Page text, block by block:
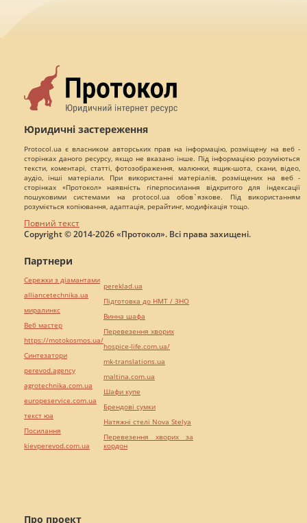
Юридичні застереження
Protocol.ua є власником авторських прав на інформацію, розміщену на веб -
сторінках даного ресурсу, якщо не вказано інше. Під інформацією розуміються
тексти, коментарі, статті, фотозображення, малюнки, ящик-шота, скани, відео,
аудіо, інші матеріали. При використанні матеріалів, розміщених на веб -
сторінках «Протокол» наявність гіперпосилання відкритого для індексації
пошуковими системами на protocol.ua обов`язкове. Під використанням
розуміється копіювання, адаптація, рерайтинг, модифікація тощо.
Повний текст
Copyright © 2014-2026 «Протокол». Всі права захищені.
Про проект
Партнери
Сережки з діамантами
alliancetechnika.ua
миралинкс
Веб мастер
https://motokosmos.ua/
Синтезатори
perevod.agency
agrotechnika.com.ua
europeservice.com.ua
текст юа
Посилання
kievperevod.com.ua
pereklad.ua
Підготовка до НМТ / ЗНО
Винна шафа
Перевезення хворих
hospice-life.com.ua/
mk-translations.ua
maltina.com.ua
Шафи купе
Брендові сумки
Натяжні стелі Nova Stelya
Перевезення хворих за
кордон